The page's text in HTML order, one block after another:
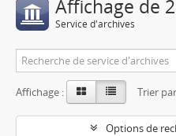
Affichage de
Service d'archives
Affichage : Trier
Options de